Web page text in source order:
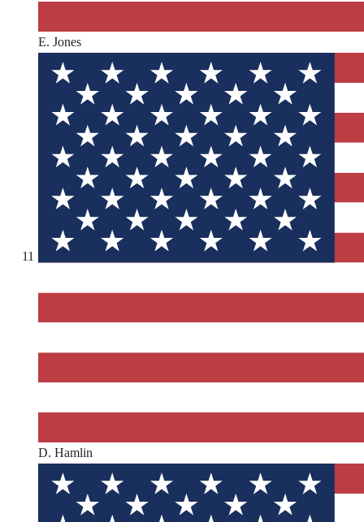
E. Jones
11
D. Hamlin